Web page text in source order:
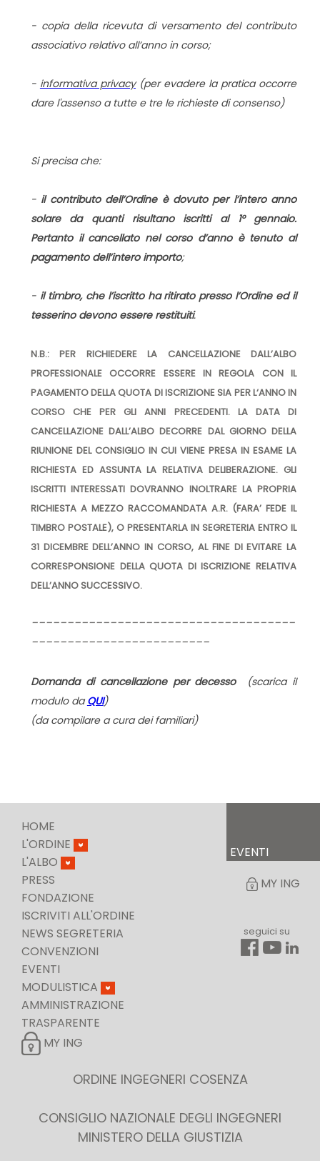
- copia della ricevuta di versamento del contributo
associativo relativo all’anno in corso;
- informativa privacy(per evadere la pratica occorre
dare l'assenso a tutte e tre le richieste di consenso)
Si precisa che:
- il contributo dell’Ordine è dovuto per l’intero anno
solare da quanti risultano iscritti al 1° gennaio.
Pertanto il cancellato nel corso d’anno è tenuto al
pagamento dell’intero importo;
- il timbro, che l’iscritto ha ritirato presso l’Ordine ed il
tesserino devono essere restituiti.
N.B.: PER RICHIEDERE LA CANCELLAZIONE DALL’ALBO
PROFESSIONALE OCCORRE ESSERE IN REGOLA CON IL
PAGAMENTO DELLA QUOTA DI ISCRIZIONE SIA PER L‘ANNO IN
CORSO CHE PER GLI ANNI PRECEDENTI. LA DATA DI
CANCELLAZIONE DALL’ALBO DECORRE DAL GIORNO DELLA
RIUNIONE DEL CONSIGLIO IN CUI VIENE PRESA IN ESAME LA
RICHIESTA ED ASSUNTA LA RELATIVA DELIBERAZIONE. GLI
ISCRITTI INTERESSATI DOVRANNO INOLTRARE LA PROPRIA
RICHIESTA A MEZZO RACCOMANDATA A.R. (FARA’ FEDE IL
TIMBRO POSTALE), O PRESENTARLA IN SEGRETERIA ENTRO IL
31 DICEMBRE DELL’ANNO IN CORSO, AL FINE DI EVITARE LA
CORRESPONSIONE DELLA QUOTA DI ISCRIZIONE RELATIVA
DELL’ANNO SUCCESSIVO.
-------------------------------------
-------------------------
Domanda di cancellazione per decesso (scarica il
modulo daQUI)
(da compilare a cura dei familiari)
HOME
L'ORDINE
L'ALBO
PRESS
FONDAZIONE
ISCRIVITI ALL'ORDINE
NEWS SEGRETERIA
CONVENZIONI
EVENTI
MODULISTICA
AMMINISTRAZIONE
TRASPARENTE
MY ING
ORDINE INGEGNERI COSENZA
CONSIGLIO NAZIONALE DEGLI INGEGNERI
MINISTERO DELLA GIUSTIZIA
EVENTI
MY ING
seguici su